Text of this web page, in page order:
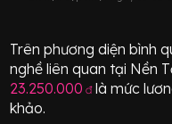
Trên phương diện bình
nghề liên quan tại Nền
23.250.000 đlà mức
khảo.